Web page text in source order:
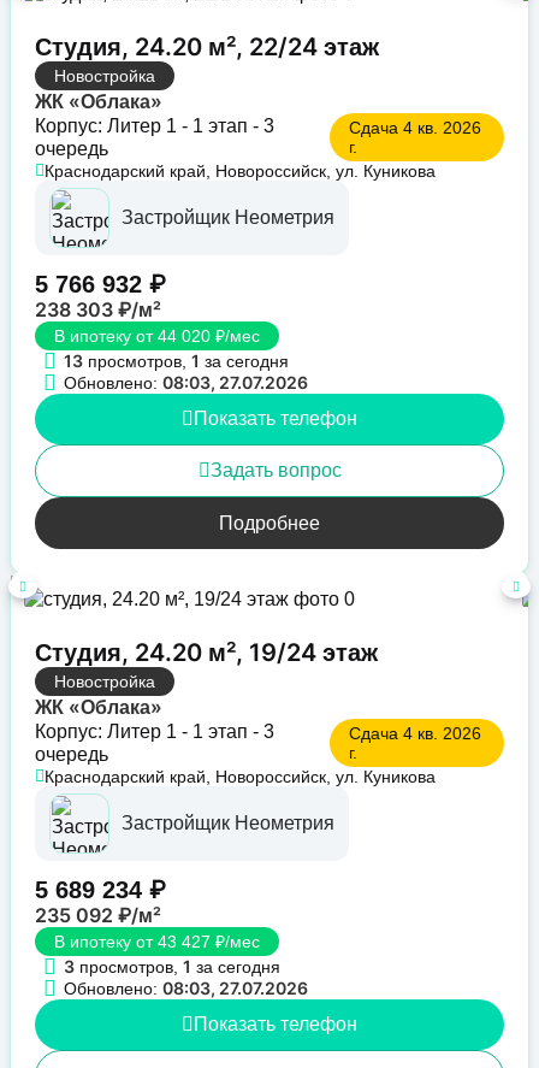
Студия, 24.20 м², 22/24 этаж
Новостройка
ЖК «Облака»
Корпус: Литер 1 - 1 этап - 3
очередь
Сдача 4 кв. 2026
г.
Краснодарский край, Новороссийск, ул. Куникова
Застройщик Неометрия
5 766 932 ₽
238 303 ₽/м²
В ипотеку от 44 020 ₽/мес
13 просмотров, 1 за сегодня
Обновлено: 08:03, 27.07.2026
Показать телефон
Задать вопрос
Подробнее
Студия, 24.20 м², 19/24 этаж
Новостройка
ЖК «Облака»
Корпус: Литер 1 - 1 этап - 3
очередь
Сдача 4 кв. 2026
г.
Краснодарский край, Новороссийск, ул. Куникова
Застройщик Неометрия
5 689 234 ₽
235 092 ₽/м²
В ипотеку от 43 427 ₽/мес
3 просмотров, 1 за сегодня
Обновлено: 08:03, 27.07.2026
Показать телефон